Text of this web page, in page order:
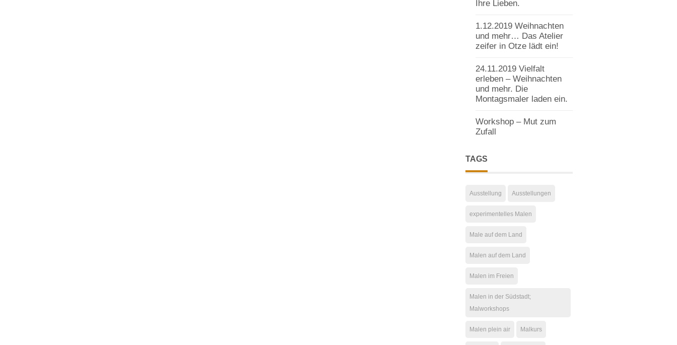
Ihre Lieben.
1.12.2019 Weihnachten
und mehr… Das Atelier
zeifer in Otze lädt ein!
24.11.2019 Vielfalt
erleben – Weihnachten
und mehr. Die
Montagsmaler laden ein.
Workshop – Mut zum
Zufall
TAGS
Ausstellung Ausstellungen
experimentelles Malen
Male auf dem Land
Malen auf dem Land
Malen im Freien
Malen in der Südstadt;
Malworkshops
Malen plein air Malkurs